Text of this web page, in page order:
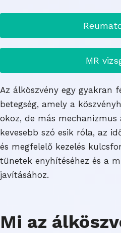
MR
Az álköszvény egy gyakran
betegség, amely a
okoz, de más
kevesebb szó esik róla, az
és megfelelő kezelés
tünetek enyhítéséhez és a
javításához.
Mi az